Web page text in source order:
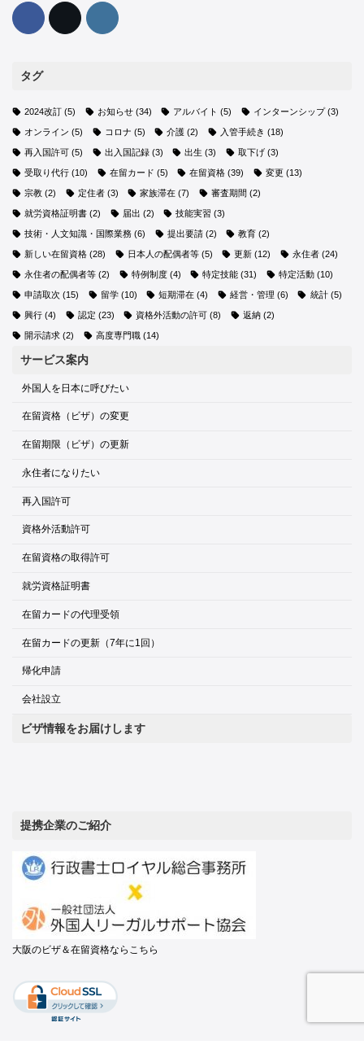
タグ
2024改訂 (5) お知らせ(34) アルバイト (5) インターンシップ(3)
オンライン (5) コロナ (5) 介護 (2) 入管手続き (18)
再入国許可 (5) 出入国記録(3) 出生 (3) 取下げ(3)
受取り代行 (10) 在留カード (5) 在留資格 (39) 変更 (13)
宗教 (2) 定住者(3) 家族滞在 (7) 審査期間 (2)
就労資格証明書 (2) 届出 (2) 技能実習 (3)
技術・人文知識・国際業務 (6) 提出要請(2) 教育 (2)
新しい在留資格 (28) 日本人の配偶者等(5) 更新 (12) 永住者(24)
永住者の配偶者等 (2) 特例制度(4) 特定技能 (31) 特定活動(10)
申請取次 (15) 留学(10) 短期滞在 (4) 経営・管理 (6) 統計(5)
興行 (4) 認定 (23) 資格外活動の許可 (8) 返納(2)
開示請求 (2) 高度専門職(14)
サービス案内
外国人を日本に呼びたい
在留資格（ビザ）の変更
在留期限（ビザ）の更新
永住者になりたい
再入国許可
資格外活動許可
在留資格の取得許可
就労資格証明書
在留カードの代理受領
在留カードの更新（7年に1回）
帰化申請
会社設立
ビザ情報をお届けします
提携企業のご紹介
大阪のビザ＆在留資格ならこちら